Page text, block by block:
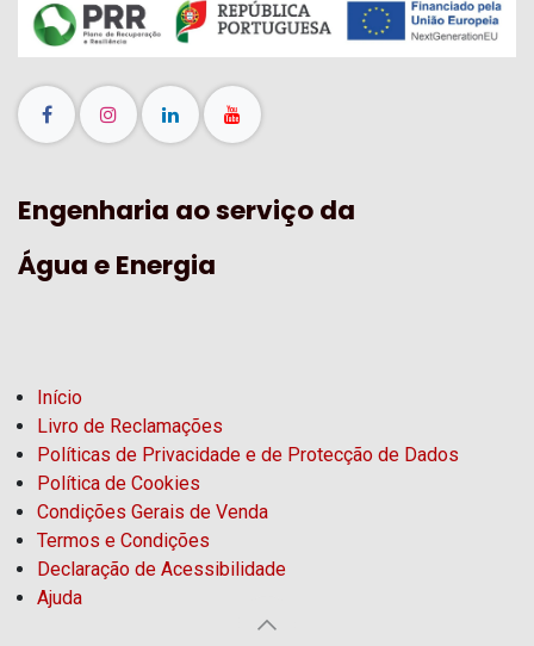
Engenharia ao serviço da
Água e Energia
Início
Livro de Reclamações
Políticas de Privacidade e de Protecção de Dados
Política de Cookies
Condições Gerais de Venda
Termos e Condições
Declaração de Acessibilidade
Ajuda